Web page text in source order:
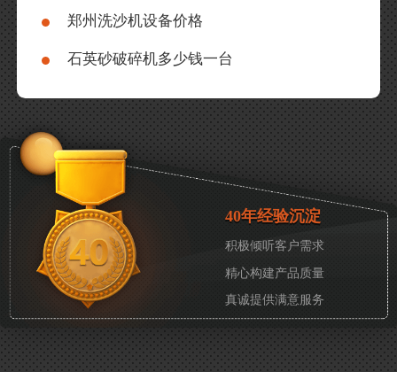
郑州洗沙机设备价格
石英砂破碎机多少钱一台
40年经验沉淀
积极倾听客户需求
精心构建产品质量
真诚提供满意服务